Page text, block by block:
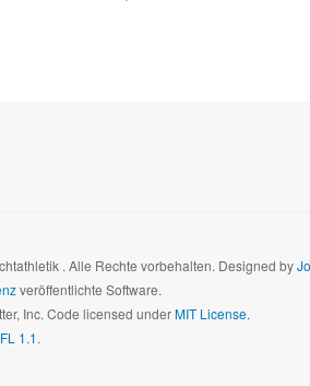
. Alle Rechte vorbehalten. Designed by
veröffentlichte Software.
Inc. Code licensed underMIT License.
1.1.